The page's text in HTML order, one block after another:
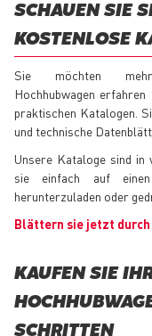
SCHAUEN SIE
KOSTENLOSE
Sie möchten
Hochhubwagen
praktischen Katalogen.
und technische
Unsere Kataloge sind in
sie einfach auf
herunterzuladen oder
Blättern sie jetzt
KAUFEN SIE
SCHRITTEN